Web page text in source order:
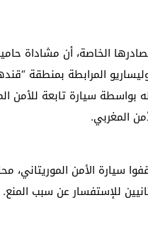
الخاصة، أن مشاداة
المرابطة بمنطقة
بواسطة سيارة تابعة للأمن
المغربي.
سيارة الأمن الموريتاني،
للإستفسار عن سبب المنع.